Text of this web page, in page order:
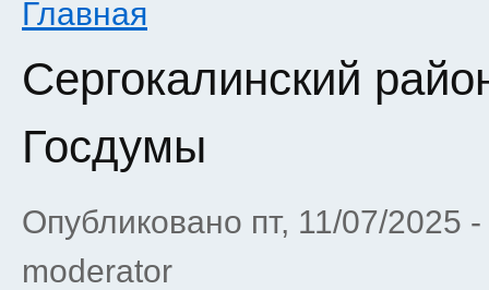
Вы здесь
Главная
Сергокалинский
Госдумы
Опубликовано пт, 11/07/2025
moderator